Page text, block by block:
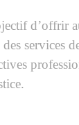
d’offrir
des